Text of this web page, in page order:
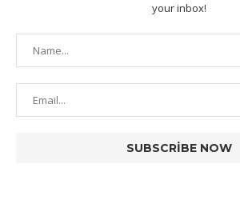
your inbox!